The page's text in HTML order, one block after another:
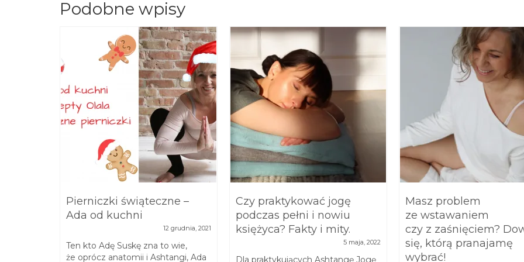
Podobne wpisy
Pierniczki świąteczne –
Ada od kuchni
12 grudnia, 2021
Ten kto Adę Suskę zna to wie,
że oprócz anatomii i Ashtangi, Ada
Czy praktykować jogę
podczas pełni i nowiu
księżyca? Fakty i mity.
5 maja, 2022
Dla praktykujących Ashtangę Jogę
Masz problem
ze wstawaniem
czy z zaśnięciem?
się, którą pranajamę
wybrać!